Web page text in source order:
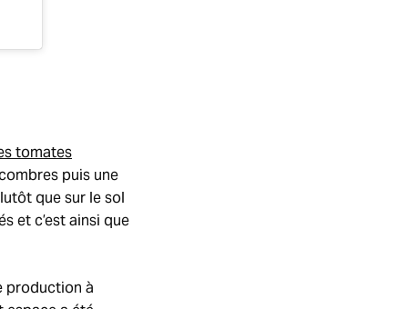
tomates
puis une
que sur le sol
et c’est ainsi que
production à